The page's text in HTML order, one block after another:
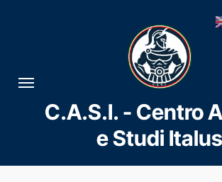
al
contenuto
C.A.S.I. - Centro
e Studi Italus